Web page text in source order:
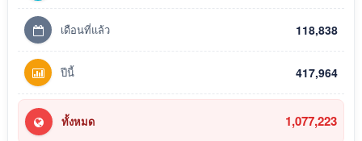
เดือนที่แล้ว 118,838
ปีนี้ 417,964
ทั้งหมด 1,077,223